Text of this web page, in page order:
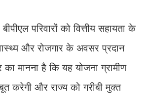
परिवारों को वित्तीय सहायता के
और रोजगार के अवसर प्रदान
मानना है कि यह योजना ग्रामीण
करेगी और राज्य को गरीबी मुक्त